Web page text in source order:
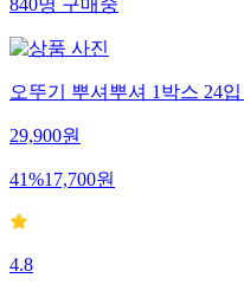
840명구매중
오뚜기 뿌셔뿌셔 1박스 24
29,900원
41%17,700원
4.8